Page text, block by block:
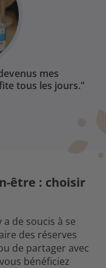
mes
tous les jours."
être : choisir
de soucis à se
des réserves
de partager avec
bénéficiez